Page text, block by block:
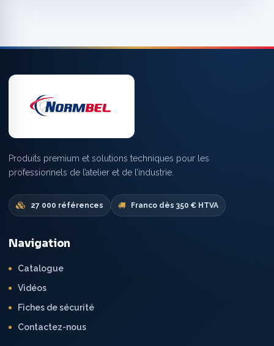
Produits premium et solutions techniques pour les
professionnels de l’atelier et de l’industrie.
27 000 références Franco dès 350 € HTVA
Navigation
Catalogue
Vidéos
Fiches de sécurité
Contactez-nous